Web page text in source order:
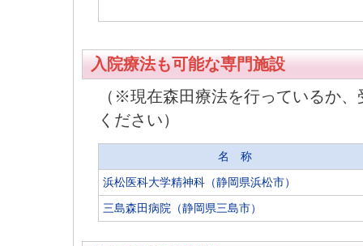
入院療法も可能な専門施設
（※現在森田療法を行っているか
ください）
名 称
浜松医科大学精神科（静岡県浜松市）
三島森田病院（静岡県三島市）